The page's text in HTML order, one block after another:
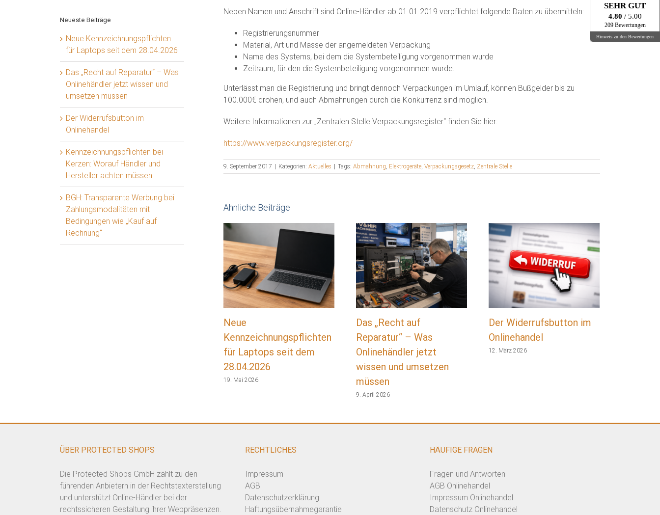
Neben Namen und Anschrift sind Online-Händler ab 01.01.2019 verpflichtet folgende Daten zu übermitteln:
Registrierungsnummer
Material, Art und Masse der angemeldeten Verpackung
Name des Systems, bei dem die Systembeteiligung vorgenommen wurde
Zeitraum, für den die Systembeteiligung vorgenommen wurde.
Unterlässt man die Registrierung und bringt dennoch Verpackungen im Umlauf, können Bußgelder bis zu
100.000€ drohen, und auch Abmahnungen durch die Konkurrenz sind möglich.
Weitere Informationen zur „Zentralen Stelle Verpackungsregister“ finden Sie hier:
https://www.verpackungsregister.org/
9. September 2017 Kategorien: Aktuelles Tags: Abmahnung, Elektrogeräte, Verpackungsgesetz, Zentrale Stelle
Ähnliche Beiträge
Neue
Kennzeichnungspflichten
für Laptops seit dem
28.04.2026
19. Mai 2026
Das „Recht auf
Reparatur“ – Was
Onlinehändler jetzt
wissen und umsetzen
müssen
9. April 2026
Der Widerrufsbutton im
Onlinehandel
12. März 2026
Neueste Beiträge
Neue Kennzeichnungspflichten
für Laptops seit dem 28.04.2026
Das „Recht auf Reparatur“ – Was
Onlinehändler jetzt wissen und
umsetzen müssen
Der Widerrufsbutton im
Onlinehandel
Kennzeichnungspflichten bei
Kerzen: Worauf Händler und
Hersteller achten müssen
BGH: Transparente Werbung bei
Zahlungsmodalitäten mit
Bedingungen wie „Kauf auf
Rechnung“
ÜBER PROTECTED SHOPS
Die Protected Shops GmbH zählt zu den
führenden Anbietern in der Rechtstexterstellung
und unterstützt Online-Händler bei der
rechtssicheren Gestaltung ihrer Webpräsenzen.
RECHTLICHES
Impressum
AGB
Datenschutzerklärung
Haftungsübernahmegarantie
HÄUFIGE FRAGEN
Fragen und Antworten
AGB Onlinehandel
Impressum Onlinehandel
Datenschutz Onlinehandel
SEHR GUT
4.80 / 5.00
209 Bewertungen
Hinweis zu den Bewertungen